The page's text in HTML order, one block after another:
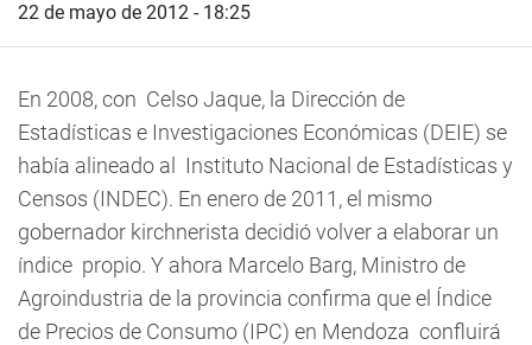
22 de mayo de 2012 - 18:25
En 2008, con Celso Jaque, la Dirección de
Estadísticas e Investigaciones Económicas (DEIE) se
había alineado al Instituto Nacional de Estadísticas y
Censos (INDEC). En enero de 2011, el mismo
gobernador kirchnerista decidió volver a elaborar un
índice propio. Y ahora Marcelo Barg, Ministro de
Agroindustria de la provincia confirma que el Índice
de Precios de Consumo (IPC) en Mendoza confluirá